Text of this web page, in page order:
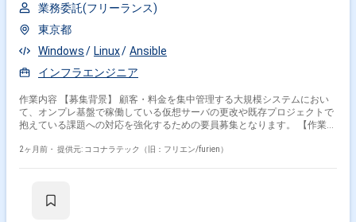
業務委託(フリーランス)
東京都
Windows
Linux
Ansible
インフラエンジニア
作業内容 【募集背景】 顧客・料金を集中管理する大規模システムにおい
て、オンプレ基盤で稼働している仮想サーバの更改や既存プロジェクトで
抱えている課題への対応を強化するための要員募集となります。 【作業内
システム変更に伴うAP開発支援を行っていただきます。 EOLを迎えたOS
きます。 vSphereを用いた仮想基盤の設計・構築・運用・保守を行い、
2ヶ月前・ 提供元: ココナラテック（旧：フリエン/furien）
特徴で絞り込む
Ansible × 副業 Ansible × 在宅・リモート
その他の条件で検索する
その他開発言語・スキルから探す
AWS Linux Terraform Docker
その他の職種から探す